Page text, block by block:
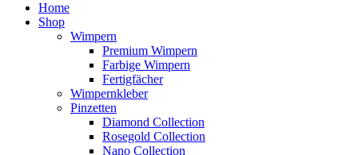
Home
Shop
Wimpern
Premium Wimpern
Farbige Wimpern
Fertigfächer
Wimpernkleber
Pinzetten
Diamond Collection
Rosegold Collection
Nano Collection